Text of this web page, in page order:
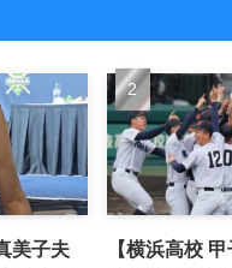
美子夫
【横浜高校 甲